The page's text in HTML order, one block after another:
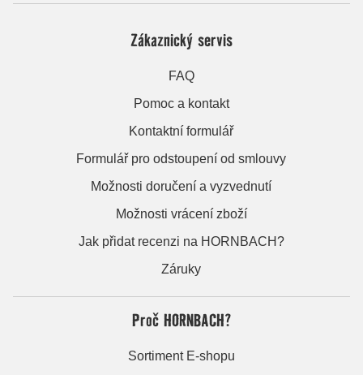
Zákaznický servis
FAQ
Pomoc a kontakt
Kontaktní formulář
Formulář pro odstoupení od smlouvy
Možnosti doručení a vyzvednutí
Možnosti vrácení zboží
Jak přidat recenzi na HORNBACH?
Záruky
Proč HORNBACH?
Sortiment E-shopu